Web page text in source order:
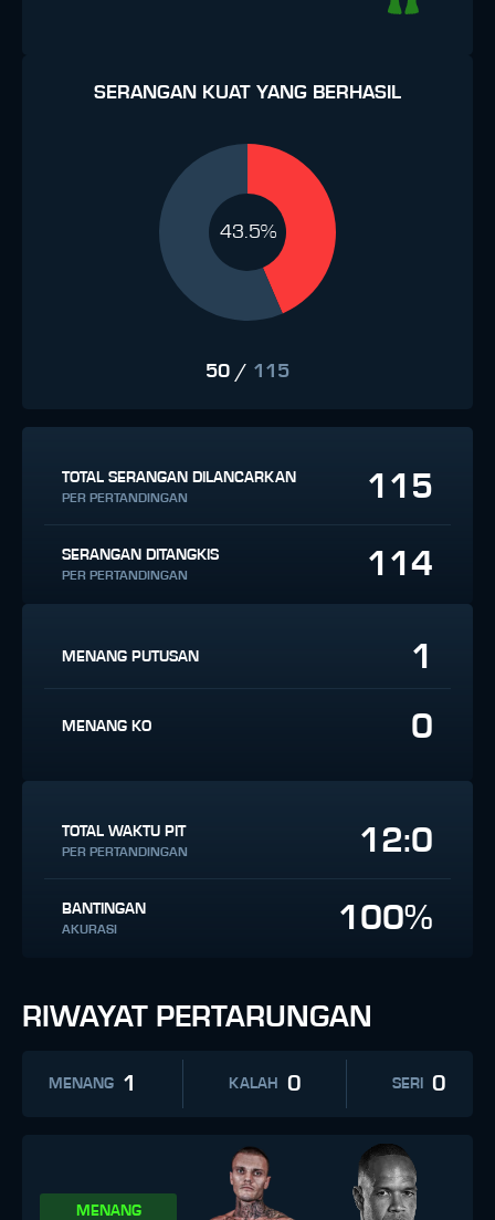
SERANGAN KUAT YANG BERHASIL
43.5%
50 / 115
TOTAL SERANGAN DILANCARKAN
PER PERTANDINGAN 115
SERANGAN DITANGKIS
PER PERTANDINGAN 114
MENANG PUTUSAN 1
MENANG KO 0
TOTAL WAKTU PIT
PER PERTANDINGAN 12:0
BANTINGAN
AKURASI 100%
RIWAYAT PERTARUNGAN
MENANG 1 KALAH 0 SERI 0
MENANG